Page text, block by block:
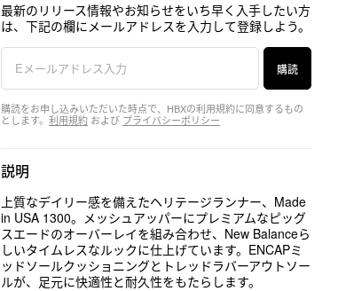
最新のリリース情報やお知らせをいち早く入手したい方
は、下記の欄にメールアドレスを入力して登録しよう。
購読
購読をお申し込みいただいた時点で、HBXの利用規約に同意するもの
とします。 利用規約 および プライバシーポリシー
説明
上質なデイリー感を備えたヘリテージランナー、Made
in USA 1300。メッシュアッパーにプレミアムなピッグ
スエードのオーバーレイを組み合わせ、New Balanceら
しいタイムレスなルックに仕上げています。ENCAPミ
ッドソールクッショニングとトレッドラバーアウトソー
ルが、足元に快適性と耐久性をもたらします。